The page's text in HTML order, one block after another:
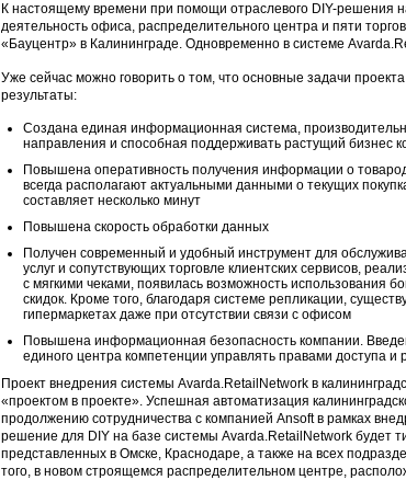
К настоящему времени при помощи отраслевого DIY-решения
деятельность офиса, распределительного центра и пяти
«Бауцентр» в Калининграде. Одновременно в системе
Уже сейчас можно говорить о том, что основные задачи
результаты:
Создана единая информационная система,
направления и способная поддерживать растущий бизнес
Повышена оперативность получения информации о
всегда располагают актуальными данными о текущих
составляет несколько минут
Повышена скорость обработки данных
Получен современный и удобный инструмент для
услуг и сопутствующих торговле клиентских сервисов,
с мягкими чеками, появилась возможность использования
скидок. Кроме того, благодаря системе репликации,
гипермаркетах даже при отсутствии связи с офисом
Повышена информационная безопасность компании.
единого центра компетенции управлять правами доступа и
Проект внедрения системы Avarda.RetailNetwork в
«проектом в проекте». Успешная автоматизация
продолжению сотрудничества с компанией Ansoft в рамках
решение для DIY на базе системы Avarda.RetailNetwork будет
представленных в Омске, Краснодаре, а также на всех
того, в новом строящемся распределительном центре,